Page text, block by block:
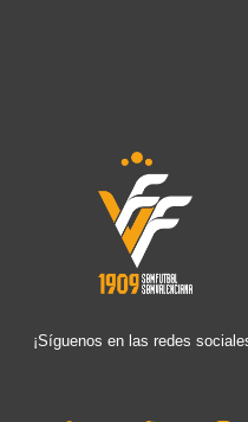
¡Síguenos en las redes